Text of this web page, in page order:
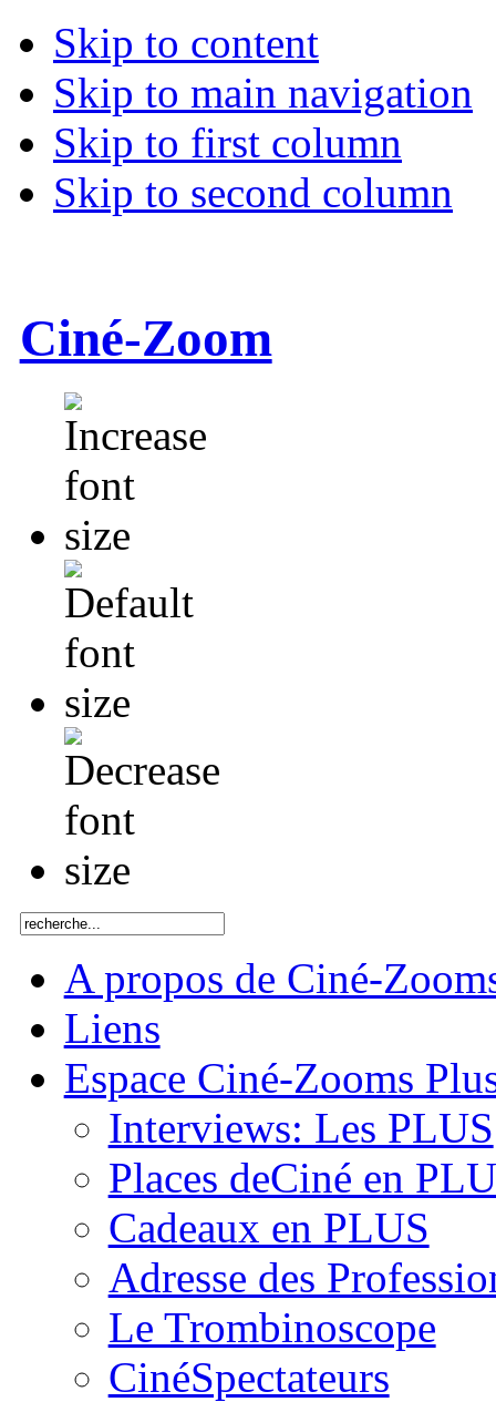
Skip to content
Skip to main navigation
Skip to first column
Skip to second column
Ciné-Zoom
A propos de Ciné-
Liens
Espace Ciné-Zooms
Interviews: Les PLUS
Places deCiné en
Cadeaux en PLUS
Adresse des
Le Trombinoscope
CinéSpectateurs